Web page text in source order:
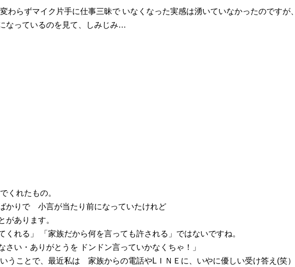
わらずマイク片手に仕事三昧で いなくなった実感は湧いていなかったのですが、
なっているのを見て、しみじみ…
くれたもの。
かりで 小言が当たり前になっていたけれど
があります。
くれる」 「家族だから何を言っても許される」ではないですね。
さい・ありがとうを ドンドン言っていかなくちゃ！」
ことで、最近私は 家族からの電話やLＩＮＥに、いやに優しい受け答え(笑）